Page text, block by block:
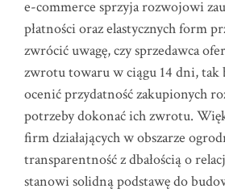
e-commerce sprzyja rozwojowi
płatności oraz elastycznych form
zwrócić uwagę, czy sprzedawca
zwrotu towaru w ciągu 14 dni, tak
ocenić przydatność zakupionych
potrzeby dokonać ich zwrotu.
firm działających w obszarze
transparentność z dbałością o
stanowi solidną podstawę do